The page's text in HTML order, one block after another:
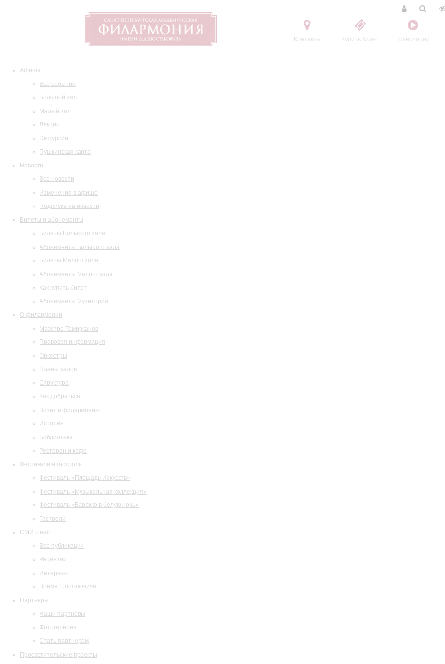
Контакты Купить билет Трансляции
Афиша
Все события
Большой зал
Малый зал
Лекции
Экскурсии
Пушкинская карта
Новости
Все новости
Изменения в афише
Подписка на новости
Билеты и абонементы
Билеты Большого зала
Абонементы Большого зала
Билеты Малого зала
Абонементы Малого зала
Как купить билет
Абонементы Музитория
О филармонии
Маэстро Темирканов
Правовая информация
Оркестры
Планы залов
Структура
Как добраться
Визит в филармонию
История
Библиотека
Ресторан и кафе
Фестивали и гастроли
Фестиваль «Площадь Искусств»
Фестиваль «Музыкальная коллекция»
Фестиваль «Барокко в белую ночь»
Гастроли
СМИ о нас
Все публикации
Рецензии
Интервью
Время Шостаковича
Партнеры
Наши партнеры
Фотогалерея
Стать партнером
Просветительские проекты